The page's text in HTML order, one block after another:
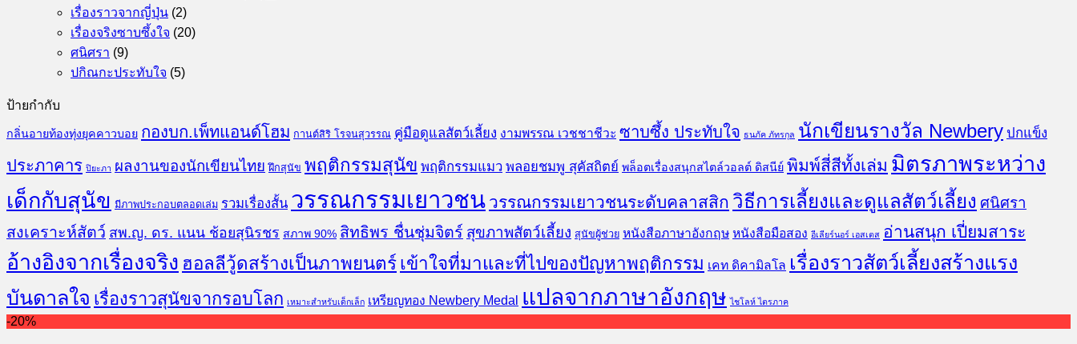
เรื่องราวจากญี่ปุ่น (2)
เรื่องจริงซาบซึ้งใจ (20)
ศนิศรา (9)
ปกิณกะประทับใจ (5)
ป้ายกำกับ
กลิ่นอายท้องทุ่งยุคคาวบอย กองบก.เพ็ทแอนด์โฮม กานต์สิริ โรจนสุวรรณ คู่มือดูแลสัตว์เลี้ยง งามพรรณ เวชชาชีวะ ซาบซึ้ง ประทับใจ ธนภัค ภัทรกุล นักเขียนรางวัล Newbery ปกแข็ง
ประภาคาร ปิยะภา ผลงานของนักเขียนไทย ฝึกสุนัข พฤติกรรมสุนัข พฤติกรรมแมว พลอยชมพู สุคัสถิตย์ พล็อตเรื่องสนุกสไตล์วอลต์ ดิสนีย์ พิมพ์สี่สีทั้งเล่ม มิตรภาพระหว่าง
เด็กกับสุนัข มีภาพประกอบตลอดเล่ม รวมเรื่องสั้น วรรณกรรมเยาวชน วรรณกรรมเยาวชนระดับคลาสสิก วิธีการเลี้ยงและดูแลสัตว์เลี้ยง ศนิศรา
สงเคราะห์สัตว์ สพ.ญ. ดร. แนน ช้อยสุนิรชร สภาพ 90% สิทธิพร ชื่นชุ่มจิตร์ สุขภาพสัตว์เลี้ยง สุนัขผู้ช่วย หนังสือภาษาอังกฤษ หนังสือมือสอง อีเลียร์นอร์ เอสเตส อ่านสนุก เปี่ยมสาระ
อ้างอิงจากเรื่องจริง ฮอลลีวู้ดสร้างเป็นภาพยนตร์ เข้าใจที่มาและที่ไปของปัญหาพฤติกรรม เคท ดิคามิลโล เรื่องราวสัตว์เลี้ยงสร้างแรง
บันดาลใจ เรื่องราวสุนัขจากรอบโลก เหมาะสำหรับเด็กเล็ก เหรียญทอง Newbery Medal แปลจากภาษาอังกฤษ ไชโลห์ ไตรภาค
-20%